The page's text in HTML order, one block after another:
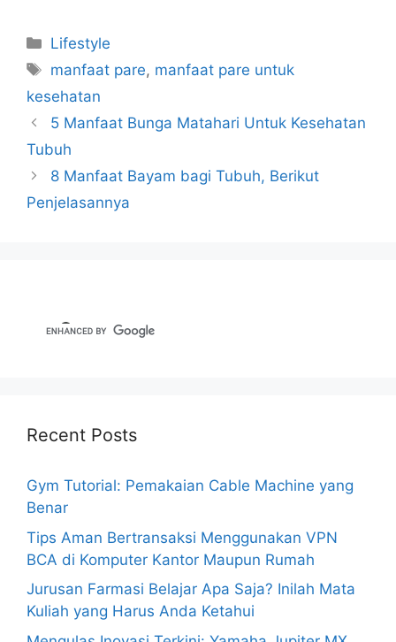
Categories
Lifestyle
Tags
manfaat pare, manfaat pare untuk
kesehatan
5 Manfaat Bunga Matahari Untuk Kesehatan
Tubuh
8 Manfaat Bayam bagi Tubuh, Berikut
Penjelasannya
Recent Posts
Gym Tutorial: Pemakaian Cable Machine yang
Benar
Tips Aman Bertransaksi Menggunakan VPN
BCA di Komputer Kantor Maupun Rumah
Jurusan Farmasi Belajar Apa Saja? Inilah Mata
Kuliah yang Harus Anda Ketahui